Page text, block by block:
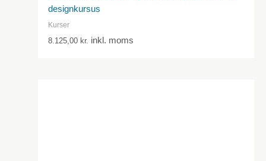
designkursus
Kurser
8.125,00 kr. inkl. moms